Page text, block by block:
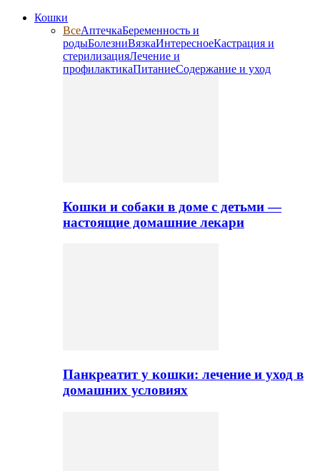
Кошки
ВсеАптечкаБеременность и
родыБолезниВязкаИнтересноеКастрация и
стерилизацияЛечение и
профилактикаПитаниеСодержание и уход
Кошки и собаки в доме с детьми —
настоящие домашние лекари
Панкреатит у кошки: лечение и уход в
домашних условиях